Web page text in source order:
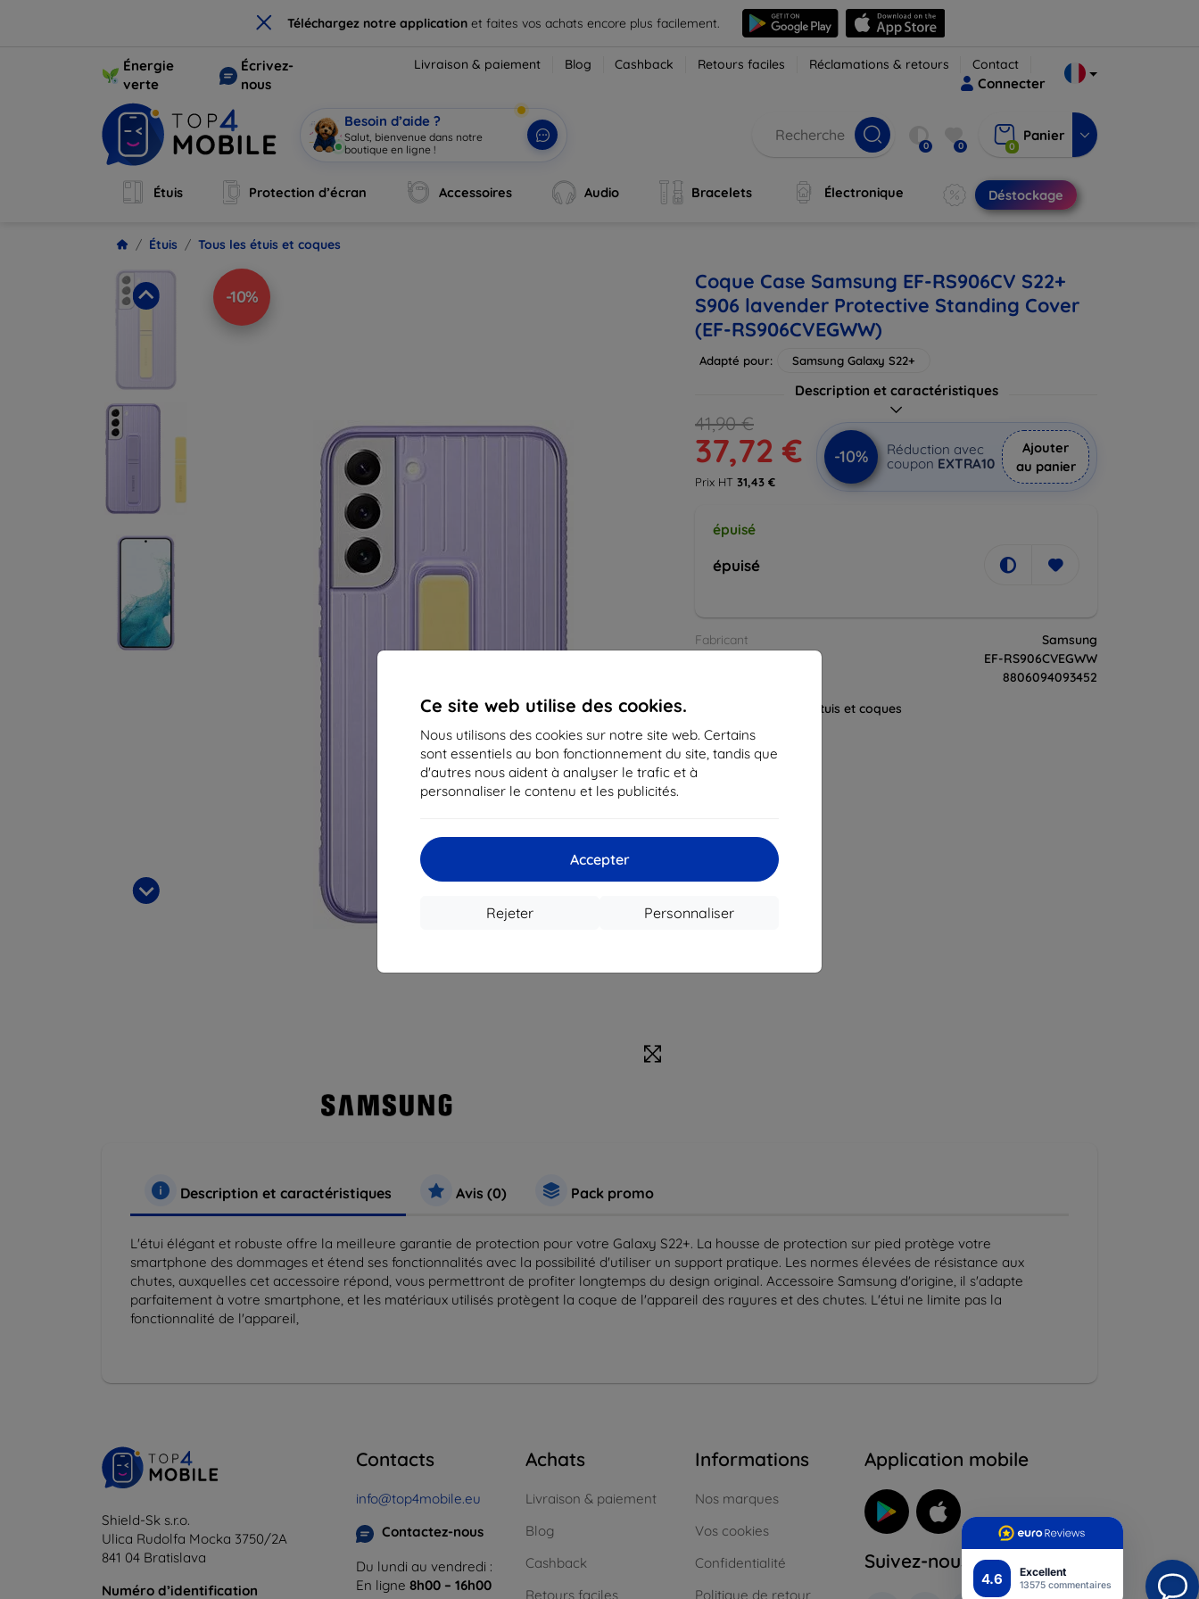
× Téléchargez notre application et faites vos achats encore plus facilement.
4.6 Excellent
13575 commentaires
Ce site web utilise des cookies.
Nous utilisons des cookies sur notre site web. Certains
sont essentiels au bon fonctionnement du site, tandis que
d'autres nous aident à analyser le trafic et à
personnaliser le contenu et les publicités.
Accepter
Personnaliser
Rejeter
Énergie
verte
Écrivez-
nous
Livraison & paiement Blog Cashback Retours faciles Réclamations & retours Contact
Connecter
Besoin d’aide ?
Salut, bienvenue dans notre
boutique en ligne !
0 0 0
Panier
Étuis Protection d’écran Accessoires Audio Bracelets Électronique Déstockage
Étuis Tous les étuis et coques
-10%
Coque Case Samsung EF-RS906CV S22+
S906 lavender Protective Standing Cover
(EF-RS906CVEGWW)
Adapté pour: Samsung Galaxy S22+
Description et caractéristiques
41,90 €
37,72 €
Prix HT 31,43 €
-10%
Réduction avec
coupon EXTRA10
Ajouter
au panier
épuisé
épuisé
Fabricant
Samsung
EF-RS906CVEGWW
8806094093452
Tous les étuis et coques
Description et caractéristiques Avis (0) Pack promo
L'étui élégant et robuste offre la meilleure garantie de protection pour votre Galaxy S22+. La housse de protection sur pied protège votre
smartphone des dommages et étend ses fonctionnalités avec la possibilité d'utiliser un support pratique. Les normes élevées de résistance aux
chutes, auxquelles cet accessoire répond, vous permettront de profiter longtemps du design original. Accessoire Samsung d'origine, il s'adapte
parfaitement à votre smartphone, et les matériaux utilisés protègent la coque de l'appareil des rayures et des chutes. L'étui ne limite pas la
fonctionnalité de l'appareil,
Shield-Sk s.r.o.
Ulica Rudolfa Mocka 3750/2A
841 04 Bratislava
Numéro d’identification
Contacts
info@top4mobile.eu
Contactez-nous
Du lundi au vendredi :
En ligne 8h00 – 16h00
Achats
Livraison & paiement
Blog
Cashback
Retours faciles
Informations
Nos marques
Vos cookies
Confidentialité
Politique de retour
Application mobile
Suivez-nous